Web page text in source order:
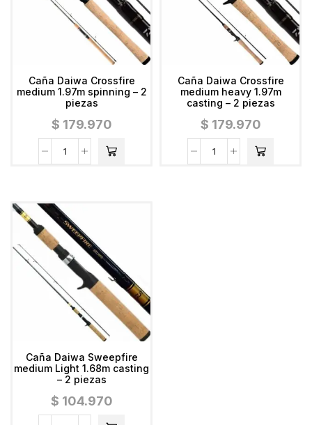
Caña Daiwa Crossfire
medium 1.97m spinning – 2
piezas
$ 179.970
Caña Daiwa Crossfire
medium heavy 1.97m
casting – 2 piezas
$ 179.970
Caña Daiwa Sweepfire
medium Light 1.68m casting
– 2 piezas
$ 104.970